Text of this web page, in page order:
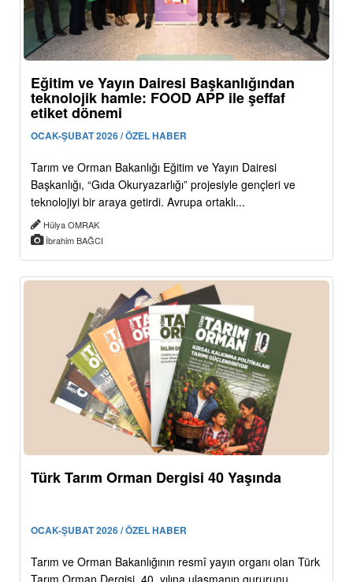
Eğitim ve Yayın Dairesi Başkanlığından
teknolojik hamle: FOOD APP ile şeffaf
etiket dönemi
OCAK-ŞUBAT 2026 / ÖZEL HABER
Tarım ve Orman Bakanlığı Eğitim ve Yayın Dairesi
Başkanlığı, “Gıda Okuryazarlığı” projesiyle gençleri ve
teknolojiyi bir araya getirdi. Avrupa ortaklı...
Hülya OMRAK
İbrahim BAĞCI
Türk Tarım Orman Dergisi 40 Yaşında
OCAK-ŞUBAT 2026 / ÖZEL HABER
Tarım ve Orman Bakanlığının resmî yayın organı olan Türk
Tarım Orman Dergisi, 40. yılına ulaşmanın gururunu